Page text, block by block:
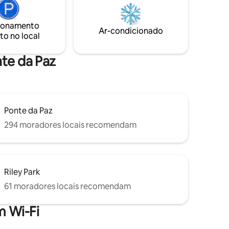
você está a poucos passos de
restaurantes, boutiques e
entretenimento da moda. Reserve sua
estadia hoje e experimente o melhor do
no local
Ar-condicionado
da Paz
Ponte da Paz
294 moradores locais recomendam
Riley Park
61 moradores locais recomendam
Wi-Fi